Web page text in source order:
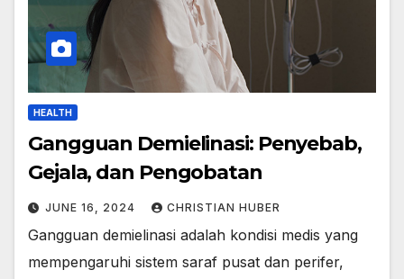
HEALTH
Gangguan Demielinasi: Penyebab,
Gejala, dan Pengobatan
JUNE 16, 2024 CHRISTIAN HUBER
Gangguan demielinasi adalah kondisi medis yang
mempengaruhi sistem saraf pusat dan perifer,